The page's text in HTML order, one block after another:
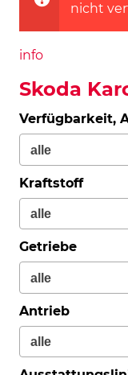
nicht
info
Skoda
Verfügbarkeit,
Kraftstoff
Getriebe
Antrieb